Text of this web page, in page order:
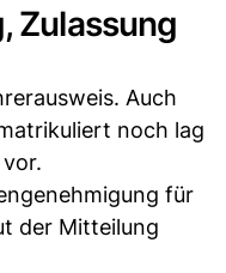
Zulassung
Auch
noch lag
für
der Mitteilung